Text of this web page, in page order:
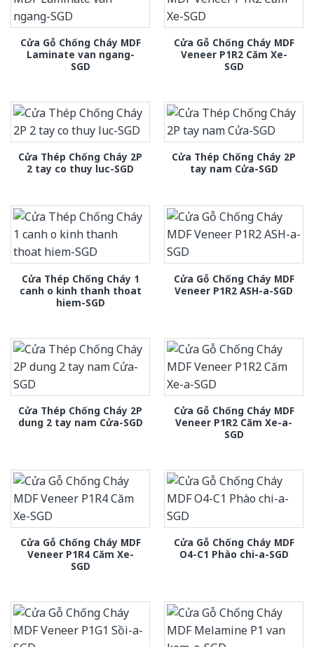
Cửa Gỗ Chống Cháy MDF
Laminate van ngang-
SGD
Cửa Gỗ Chống Cháy MDF
Veneer P1R2 Căm Xe-
SGD
Cửa Thép Chống Cháy 2P
2 tay co thuy luc-SGD
Cửa Thép Chống Cháy 2P
tay nam Cửa-SGD
Cửa Thép Chống Cháy 1
canh o kinh thanh thoat
hiem-SGD
Cửa Gỗ Chống Cháy MDF
Veneer P1R2 ASH-a-SGD
Cửa Thép Chống Cháy 2P
dung 2 tay nam Cửa-SGD
Cửa Gỗ Chống Cháy MDF
Veneer P1R2 Căm Xe-a-
SGD
Cửa Gỗ Chống Cháy MDF
Veneer P1R4 Căm Xe-
SGD
Cửa Gỗ Chống Cháy MDF
O4-C1 Phào chi-a-SGD